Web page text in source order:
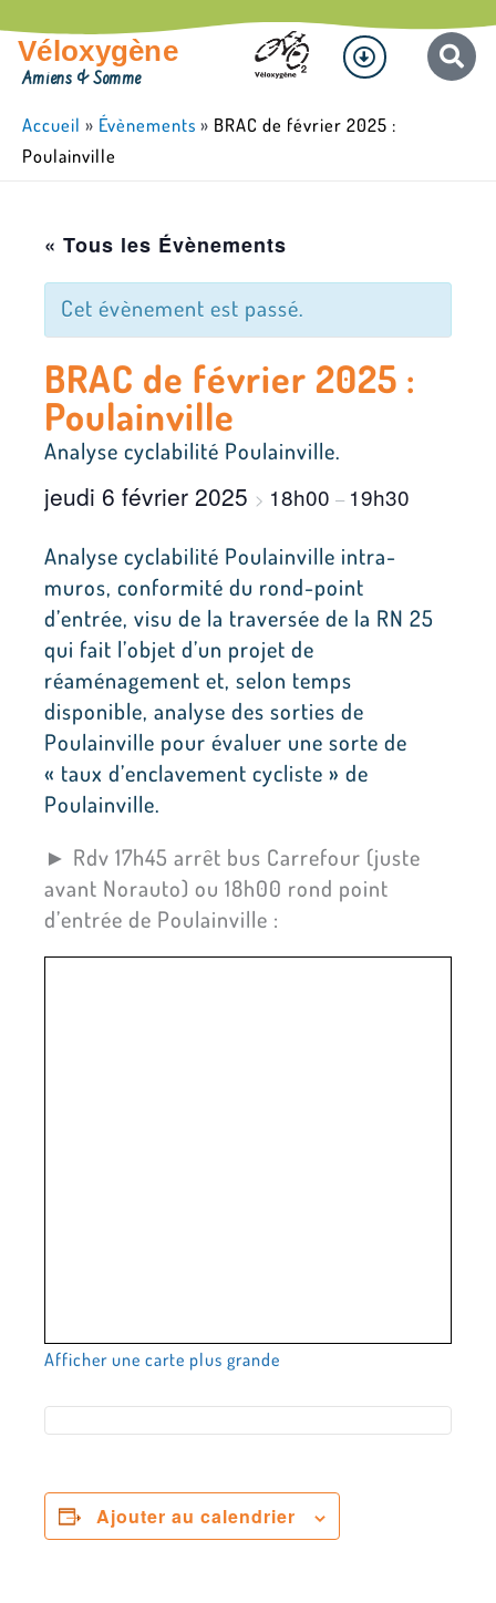
au
contenu
Véloxygène
Amiens & Somme
Menu
Accueil » Évènements » BRAC de février 2025 :
Poulainville
« Tous les Évènements
Cet évènement est passé.
BRAC de février 2025 :
Poulainville
Analyse cyclabilité Poulainville.
jeudi 6 février 2025 > 18h00 – 19h30
Analyse cyclabilité Poulainville intra-
muros, conformité du rond-point
d’entrée, visu de la traversée de la RN 25
qui fait l’objet d’un projet de
réaménagement et, selon temps
disponible, analyse des sorties de
Poulainville pour évaluer une sorte de
« taux d’enclavement cycliste » de
Poulainville.
► Rdv 17h45 arrêt bus Carrefour (juste
avant Norauto) ou 18h00 rond point
d’entrée de Poulainville :
Afficher une carte plus grande
Ajouter au calendrier